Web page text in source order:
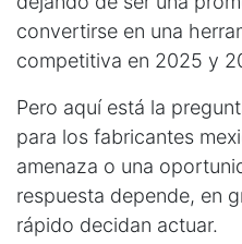
convertirse en una
competitiva en 2025 y
Pero aquí está la
para los fabricantes
amenaza o una
respuesta depende, en
rápido decidan actuar.